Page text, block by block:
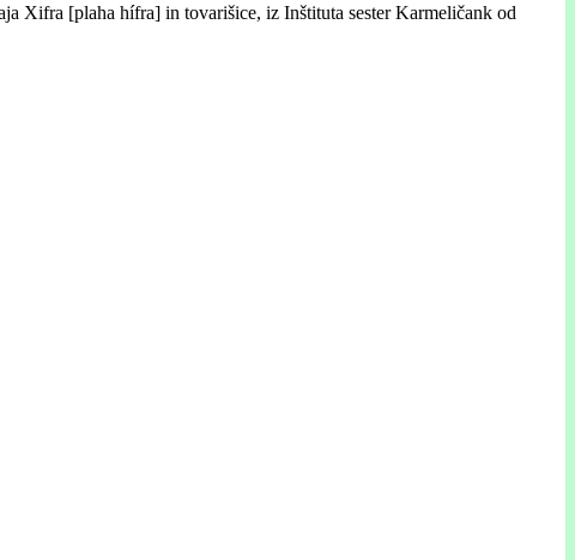
Xifra [plaha hífra] in tovarišice, iz Inštituta sester Karmeličank od